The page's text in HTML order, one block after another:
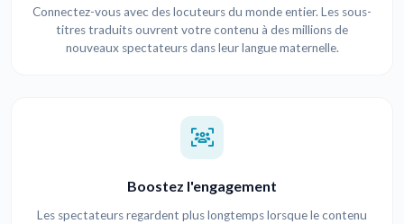
Connectez-vous avec des locuteurs du monde entier. Les sous-
titres traduits ouvrent votre contenu à des millions de
nouveaux spectateurs dans leur langue maternelle.
Boostez l'engagement
Les spectateurs regardent plus longtemps lorsque le contenu